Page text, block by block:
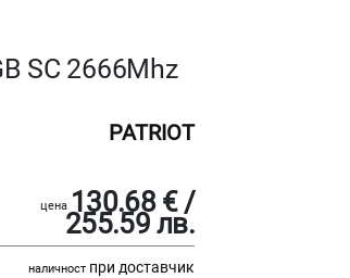
SC 2666Mhz
PATRIOT
цена 130.68 € /
255.59 лв.
наличност при доставчик